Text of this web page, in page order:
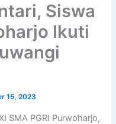
Siswa
Ikuti
15, 2023
SMA PGRI Purwoharjo,